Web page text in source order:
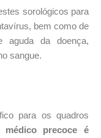
sorológicos para
bem como de
aguda da doença,
sangue.
para os quadros
precoce é